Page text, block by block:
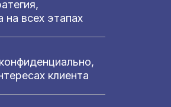
всех этапах
конфиденциально,
клиента